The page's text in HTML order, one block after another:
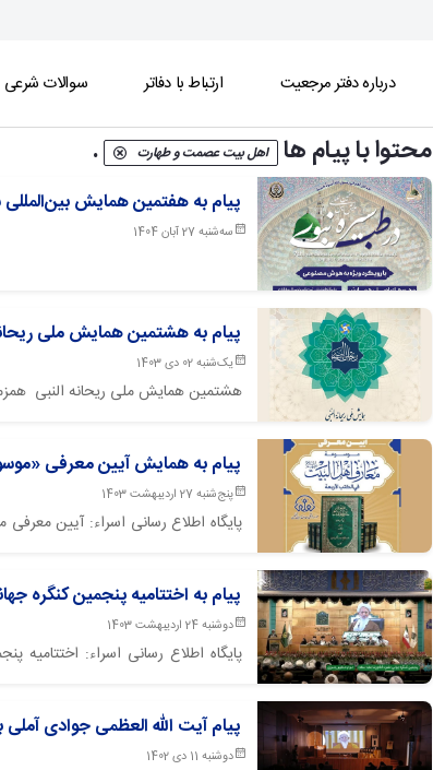
درباره دفتر مرجعیت ارتباط با دفاتر سوالات شرعی
محتوا با پیام ها اهل بیت عصمت و طهارت .
پیام به هفتمین همایش
سه‌شنبه 27 آبان 1404
پیام به هشتمین همایش ملی
یک‌شنبه 02 دی 1403
هشتمین همایش ملی ریحانه النبی
پیام به همایش آیین معرفی
پنج‌شنبه 27 اردیبهشت 1403
پایگاه اطلاع رسانی اسراء: آیین
پیام به اختتامیه پنجمین کنگره
دوشنبه 24 اردیبهشت 1403
پایگاه اطلاع رسانی اسراء:
پیام آیت الله العظمی جوادی
دوشنبه 11 دی 1402